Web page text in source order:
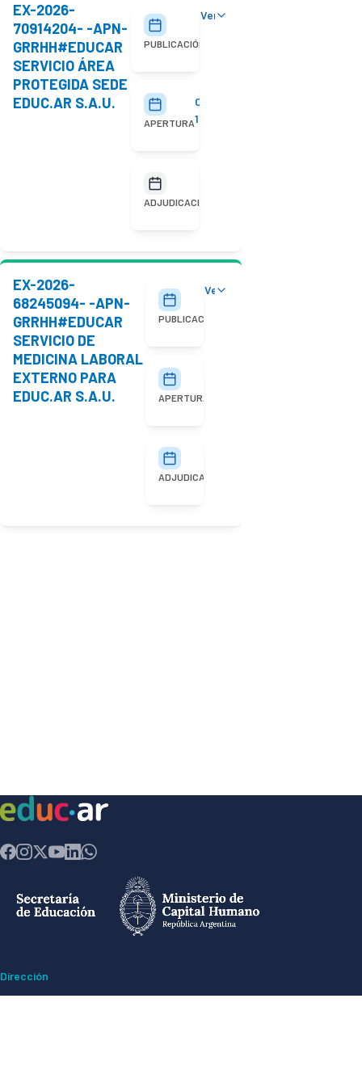
EX-2026-
70914204- -APN-
GRRHH#EDUCAR
SERVICIO ÁREA
PROTEGIDA SEDE
EDUC.AR S.A.U.
PUBLICACIÓN
29/07/2026
APERTURA
05/08/2026
10:00
ADJUDICACIÓN
Ver detalles
EX-2026-
68245094- -APN-
GRRHH#EDUCAR
SERVICIO DE
MEDICINA LABORAL
EXTERNO PARA
EDUC.AR S.A.U.
PUBLICACIÓN
20/07/2026
APERTURA
ADJUDICACIÓN
Ver detalles
Dirección